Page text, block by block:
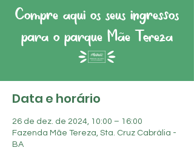
Compre aqui os seus ingressos
para o parque Mãe Tereza
(1)
Data e horário
26 de dez. de 2024, 10:00 – 16:00
Fazenda Mãe Tereza, Sta. Cruz Cabrália -
BA